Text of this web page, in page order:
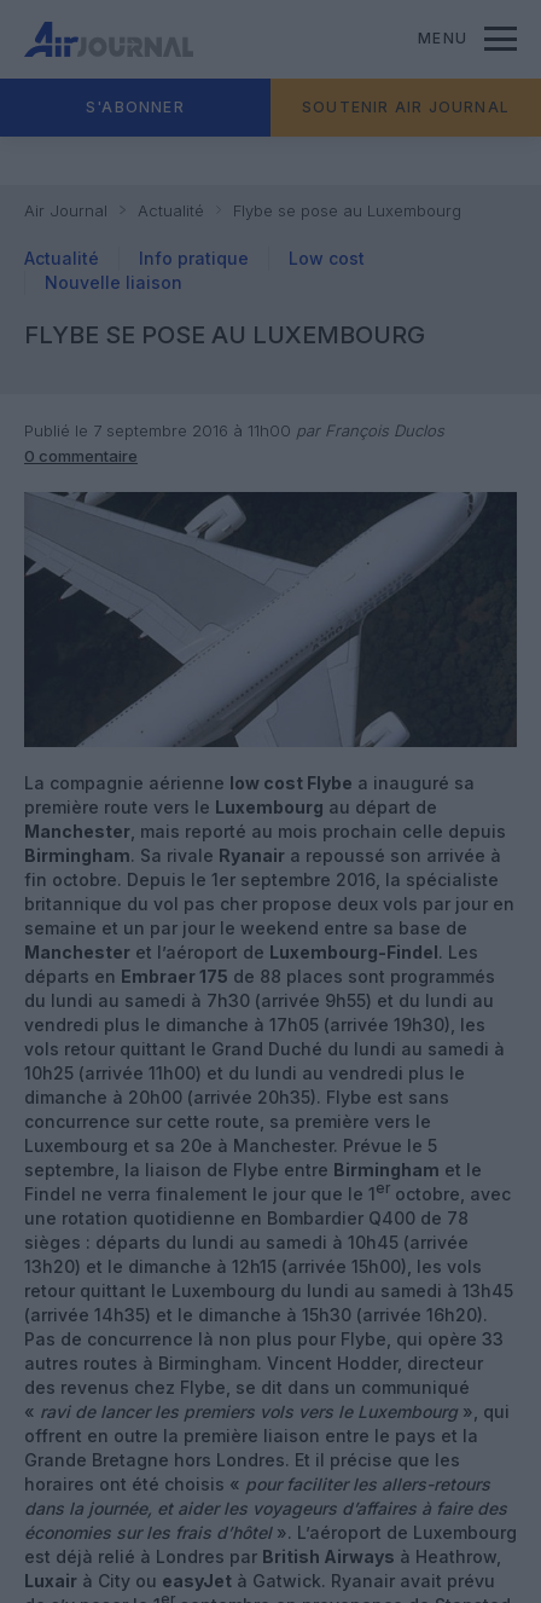
MENU
S'ABONNER SOUTENIR AIR JOURNAL
Air Journal Actualité Flybe se pose au Luxembourg
Actualité Info pratique
Low cost
Nouvelle liaison
FLYBE SE POSE AU LUXEMBOURG
Publié le 7 septembre 2016 à 11h00 par François Duclos
0 commentaire
La compagnie aérienne low cost Flybe a inauguré sa
première route vers le Luxembourg au départ de
Manchester , mais reporté au mois prochain celle depuis
Birmingham. Sa rivale Ryanair a repoussé son arrivée à
fin octobre. Depuis le 1er septembre 2016, la spécialiste
britannique du vol pas cher propose deux vols par jour en
semaine et un par jour le weekend entre sa base de
Manchester et l’aéroport de Luxembourg-Findel. Les
départs en Embraer 175 de 88 places sont programmés
du lundi au samedi à 7h30 (arrivée 9h55) et du lundi au
vendredi plus le dimanche à 17h05 (arrivée 19h30), les
vols retour quittant le Grand Duché du lundi au samedi à
10h25 (arrivée 11h00) et du lundi au vendredi plus le
dimanche à 20h00 (arrivée 20h35). Flybe est sans
concurrence sur cette route, sa première vers le
Luxembourg et sa 20e à Manchester. Prévue le 5
septembre, la liaison de Flybe entre Birmingham et le
Findel ne verra finalement le jour que le 1er octobre, avec
une rotation quotidienne en Bombardier Q400 de 78
sièges : départs du lundi au samedi à 10h45 (arrivée
13h20) et le dimanche à 12h15 (arrivée 15h00), les vols
retour quittant le Luxembourg du lundi au samedi à 13h45
(arrivée 14h35) et le dimanche à 15h30 (arrivée 16h20).
Pas de concurrence là non plus pour Flybe, qui opère 33
autres routes à Birmingham. Vincent Hodder, directeur
des revenus chez Flybe, se dit dans un communiqué
« ravi de lancer les premiers vols vers le Luxembourg », qui
offrent en outre la première liaison entre le pays et la
Grande Bretagne hors Londres. Et il précise que les
horaires ont été choisis « pour faciliter les allers-retours
dans la journée, et aider les voyageurs d’affaires à faire des
économies sur les frais d’hôtel». L’aéroport de Luxembourg
est déjà relié à Londres par British Airways à Heathrow,
Luxair à City ou easyJet à Gatwick. Ryanair avait prévu
er